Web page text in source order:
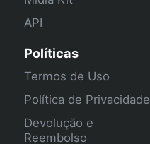
API
Políticas
Termos de Uso
Política de Privacidade
Devolução e
Reembolso